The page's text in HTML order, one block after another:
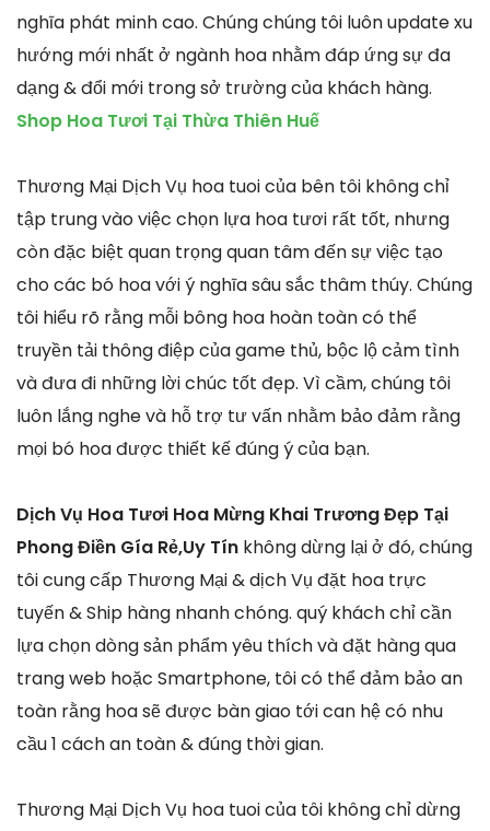
nghĩa phát minh cao. Chúng chúng tôi luôn update xu
hướng mới nhất ở ngành hoa nhằm đáp ứng sự đa
dạng & đổi mới trong sở trường của khách hàng.
Shop Hoa Tươi Tại Thừa Thiên Huế
Thương Mại Dịch Vụ hoa tuoi của bên tôi không chỉ
tập trung vào việc chọn lựa hoa tươi rất tốt, nhưng
còn đặc biệt quan trọng quan tâm đến sự việc tạo
cho các bó hoa với ý nghĩa sâu sắc thâm thúy. Chúng
tôi hiểu rõ rằng mỗi bông hoa hoàn toàn có thể
truyền tải thông điệp của game thủ, bộc lộ cảm tình
và đưa đi những lời chúc tốt đẹp. Vì cầm, chúng tôi
luôn lắng nghe và hỗ trợ tư vấn nhằm bảo đảm rằng
mọi bó hoa được thiết kế đúng ý của bạn.
Dịch Vụ Hoa Tươi Hoa Mừng Khai Trương Đẹp Tại
Phong Điền Gía Rẻ,Uy Tín không dừng lại ở đó, chúng
tôi cung cấp Thương Mại & dịch Vụ đặt hoa trực
tuyến & Ship hàng nhanh chóng. quý khách chỉ cần
lựa chọn dòng sản phẩm yêu thích và đặt hàng qua
trang web hoặc Smartphone, tôi có thể đảm bảo an
toàn rằng hoa sẽ được bàn giao tới can hệ có nhu
cầu 1 cách an toàn & đúng thời gian.
Thương Mại Dịch Vụ hoa tuoi của tôi không chỉ dừng